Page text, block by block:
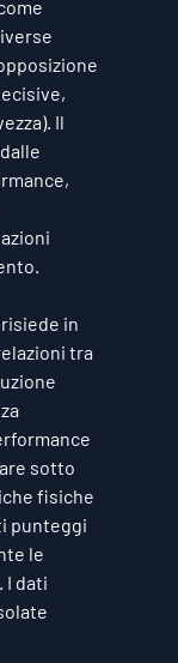
Il
in
tra
sotto
fisiche
punteggi
le
I dati